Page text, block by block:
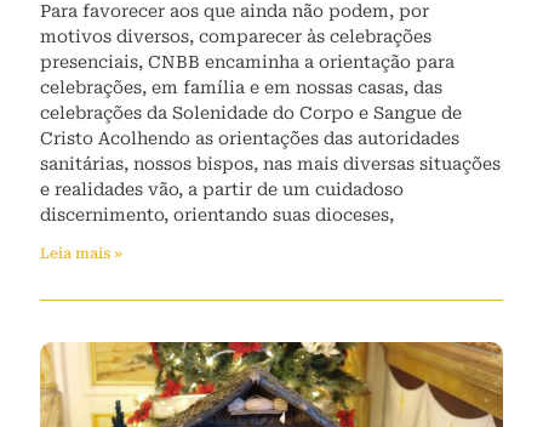
Para favorecer aos que ainda não podem, por
motivos diversos, comparecer às celebrações
presenciais, CNBB encaminha a orientação para
celebrações, em família e em nossas casas, das
celebrações da Solenidade do Corpo e Sangue de
Cristo Acolhendo as orientações das autoridades
sanitárias, nossos bispos, nas mais diversas situações
e realidades vão, a partir de um cuidadoso
discernimento, orientando suas dioceses,
Leia mais »